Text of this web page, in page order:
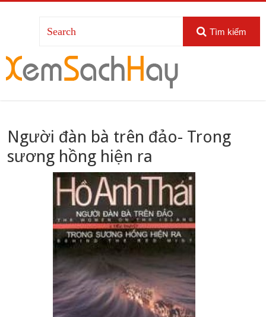
Tìm kiếm
Người đàn bà trên đảo- Trong
sương hồng hiện ra